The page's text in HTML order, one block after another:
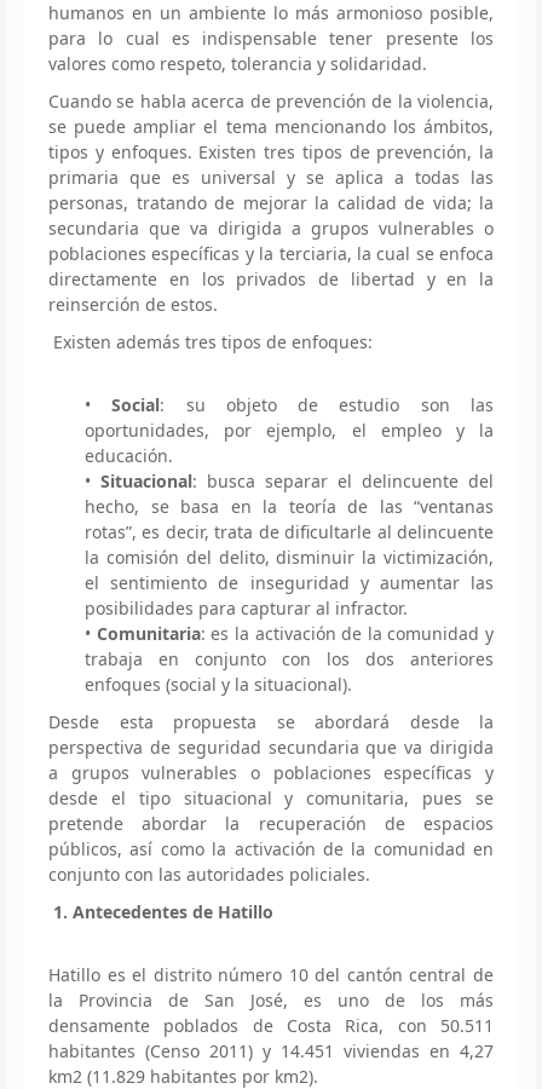
humanos en un ambiente lo más armonioso posible,
para lo cual es indispensable tener presente los
valores como respeto, tolerancia y solidaridad.
Cuando se habla acerca de prevención de la violencia,
se puede ampliar el tema mencionando los ámbitos,
tipos y enfoques. Existen tres tipos de prevención, la
primaria que es universal y se aplica a todas las
personas, tratando de mejorar la calidad de vida; la
secundaria que va dirigida a grupos vulnerables o
poblaciones específicas y la terciaria, la cual se enfoca
directamente en los privados de libertad y en la
reinserción de estos.
Existen además tres tipos de enfoques:
•Social: su objeto de estudio son las
oportunidades, por ejemplo, el empleo y la
educación.
• Situacional: busca separar el delincuente del
hecho, se basa en la teoría de las “ventanas
rotas”, es decir, trata de dificultarle al delincuente
la comisión del delito, disminuir la victimización,
el sentimiento de inseguridad y aumentar las
posibilidades para capturar al infractor.
• Comunitaria: es la activación de la comunidad y
trabaja en conjunto con los dos anteriores
enfoques (social y la situacional).
Desde esta propuesta se abordará desde la
perspectiva de seguridad secundaria que va dirigida
a grupos vulnerables o poblaciones específicas y
desde el tipo situacional y comunitaria, pues se
pretende abordar la recuperación de espacios
públicos, así como la activación de la comunidad en
conjunto con las autoridades policiales.
1. Antecedentes de Hatillo
Hatillo es el distrito número 10 del cantón central de
la Provincia de San José, es uno de los más
densamente poblados de Costa Rica, con 50.511
habitantes (Censo 2011) y 14.451 viviendas en 4,27
km2 (11.829 habitantes por km2).